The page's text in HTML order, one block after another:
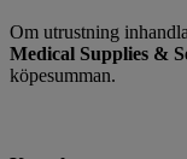
Om utrustning
Medical Supplies &
köpesumman.